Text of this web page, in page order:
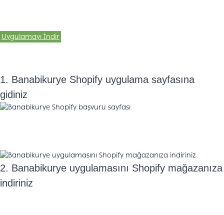
Uygulamayı İndir
1. Banabikurye Shopify uygulama sayfasına
gidiniz
2. Banabikurye uygulamasını Shopify mağazanıza
indiriniz